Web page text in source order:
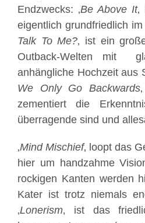
Endzwecks: ‚Be Above It
eigentlich grundfriedlich
Talk To Me?‚ ist ein
Outback-Welten mit
anhängliche Hochzeit aus
We Only Go Backwards
zementiert die
überragende sind und
‚Mind Mischief‚ loopt das
hier um handzahme
rockigen Kanten werden
Kater ist trotz niemals
‚Lonerism‚ ist das